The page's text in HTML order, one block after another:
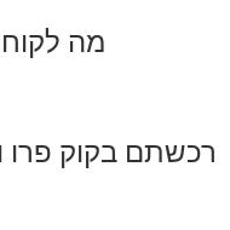
מה
רכשתם בקוק פרו